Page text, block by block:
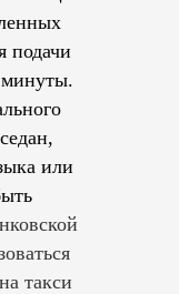
подачи
минуты.
или
такси